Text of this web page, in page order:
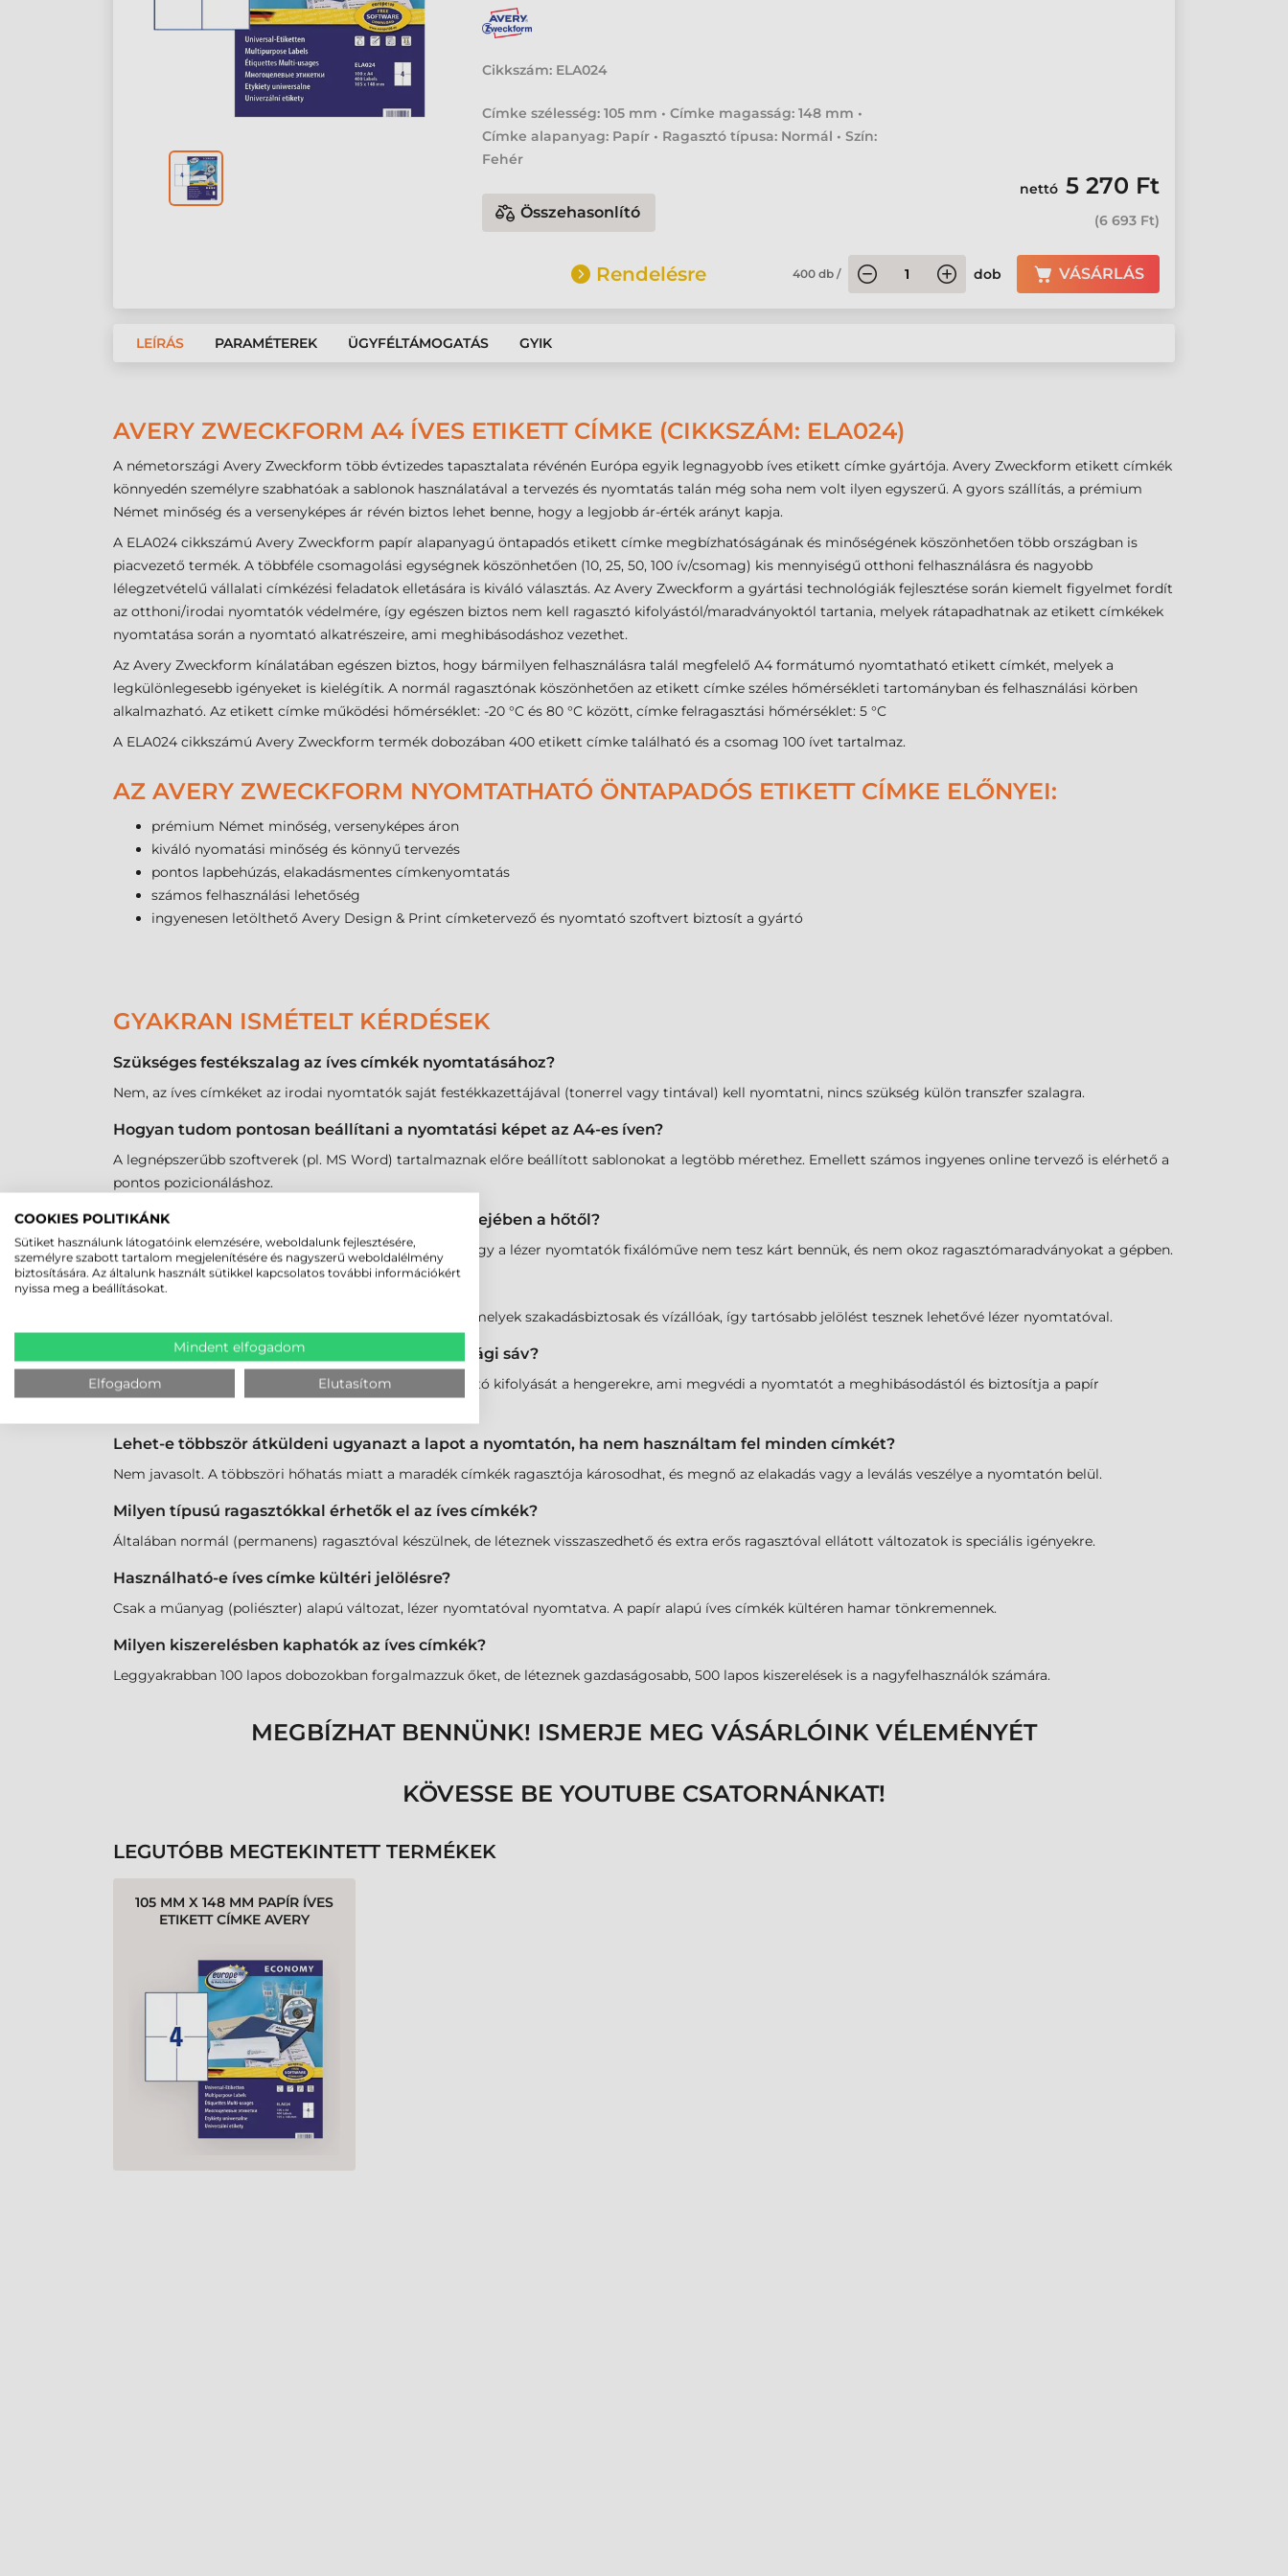
Cikkszám: ELA024
Címke szélesség: 105 mm • Címke magasság: 148 mm •
Címke alapanyag: Papír • Ragasztó típusa: Normál • Szín:
Fehér
Összehasonlító
nettó 5 270 Ft
(6 693 Ft)
Rendelésre 400 db/ dob VÁSÁRLÁS
LEÍRÁS PARAMÉTEREK ÜGYFÉLTÁMOGATÁS GYIK
AVERY ZWECKFORM A4 ÍVES ETIKETT CÍMKE (CIKKSZÁM: ELA024)
A németországi Avery Zweckform több évtizedes tapasztalata révénén Európa egyik legnagyobb íves etikett címke gyártója. Avery Zweckform etikett címkék
könnyedén személyre szabhatóak a sablonok használatával a tervezés és nyomtatás talán még soha nem volt ilyen egyszerű. A gyors szállítás, a prémium
Német minőség és a versenyképes ár révén biztos lehet benne, hogy a legjobb ár-érték arányt kapja.
A ELA024 cikkszámú Avery Zweckform papír alapanyagú öntapadós etikett címke megbízhatóságának és minőségének köszönhetően több országban is
piacvezető termék. A többféle csomagolási egységnek köszönhetően (10, 25, 50, 100 ív/csomag) kis mennyiségű otthoni felhasználásra és nagyobb
lélegzetvételű vállalati címkézési feladatok elletására is kiváló választás. Az Avery Zweckform a gyártási technológiák fejlesztése során kiemelt figyelmet fordít
az otthoni/irodai nyomtatók védelmére, így egészen biztos nem kell ragasztó kifolyástól/maradványoktól tartania, melyek rátapadhatnak az etikett címkékek
nyomtatása során a nyomtató alkatrészeire, ami meghibásodáshoz vezethet.
Az Avery Zweckform kínálatában egészen biztos, hogy bármilyen felhasználásra talál megfelelő A4 formátumó nyomtatható etikett címkét, melyek a
legkülönlegesebb igényeket is kielégítik. A normál ragasztónak köszönhetően az etikett címke széles hőmérsékleti tartományban és felhasználási körben
alkalmazható. Az etikett címke működési hőmérséklet: -20 °C és 80 °C között, címke felragasztási hőmérséklet: 5 °C
A ELA024 cikkszámú Avery Zweckform termék dobozában 400 etikett címke található és a csomag 100 ívet tartalmaz.
AZ AVERY ZWECKFORM NYOMTATHATÓ ÖNTAPADÓS ETIKETT CÍMKE ELŐNYEI:
prémium Német minőség, versenyképes áron
kiváló nyomatási minőség és könnyű tervezés
pontos lapbehúzás, elakadásmentes címkenyomtatás
számos felhasználási lehetőség
ingyenesen letölthető Avery Design & Print címketervező és nyomtató szoftvert biztosít a gyártó
GYAKRAN ISMÉTELT KÉRDÉSEK
Szükséges festékszalag az íves címkék nyomtatásához?
Nem, az íves címkéket az irodai nyomtatók saját festékkazettájával (tonerrel vagy tintával) kell nyomtatni, nincs szükség külön transzfer szalagra.
Hogyan tudom pontosan beállítani a nyomtatási képet az A4-es íven?
A legnépszerűbb szoftverek (pl. MS Word) tartalmaznak előre beállított sablonokat a legtöbb mérethez. Emellett számos ingyenes online tervező is elérhető a
pontos pozicionáláshoz.
Nem fog leválni a címke a lézer nyomtató belsejében a hőtől?
A minőségi íves címkék ragasztója speciálisan hőálló, így a lézer nyomtatók fixálóműve nem tesz kárt bennük, és nem okoz ragasztómaradványokat a gépben.
Létezik műanyag alapú íves címke is?
Igen, elérhetők poliészter (PET) alapú íves címkék is, amelyek szakadásbiztosak és vízállóak, így tartósabb jelölést tesznek lehetővé lézer nyomtatóval.
Miért fontos az A4-es ívek szélein lévő biztonsági sáv?
A "Safety Edge" technológia megakadályozza a ragasztó kifolyását a hengerekre, ami megvédi a nyomtatót a meghibásodástól és biztosítja a papír
Lehet-e többször átküldeni ugyanazt a lapot a nyomtatón, ha nem használtam fel minden címkét?
Nem javasolt. A többszöri hőhatás miatt a maradék címkék ragasztója károsodhat, és megnő az elakadás vagy a leválás veszélye a nyomtatón belül.
Milyen típusú ragasztókkal érhetők el az íves címkék?
Általában normál (permanens) ragasztóval készülnek, de léteznek visszaszedhető és extra erős ragasztóval ellátott változatok is speciális igényekre.
Használható-e íves címke kültéri jelölésre?
Csak a műanyag (poliészter) alapú változat, lézer nyomtatóval nyomtatva. A papír alapú íves címkék kültéren hamar tönkremennek.
Milyen kiszerelésben kaphatók az íves címkék?
Leggyakrabban 100 lapos dobozokban forgalmazzuk őket, de léteznek gazdaságosabb, 500 lapos kiszerelések is a nagyfelhasználók számára.
MEGBÍZHAT BENNÜNK! ISMERJE MEG VÁSÁRLÓINK VÉLEMÉNYÉT
KÖVESSE BE YOUTUBE CSATORNÁNKAT!
LEGUTÓBB MEGTEKINTETT TERMÉKEK
105 MM X 148 MM PAPÍR ÍVES
ETIKETT CÍMKE AVERY
COOKIES POLITIKÁNK
Sütiket használunk látogatóink elemzésére, weboldalunk fejlesztésére,
személyre szabott tartalom megjelenítésére és nagyszerű weboldalélmény
biztosítására. Az általunk használt sütikkel kapcsolatos további információkért
nyissa meg a beállításokat.
Mindent elfogadom
Elfogadom Elutasítom